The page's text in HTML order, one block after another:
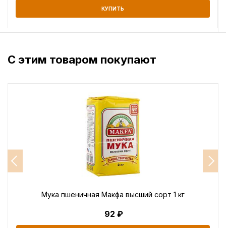
КУПИТЬ
С этим товаром покупают
Мука пшеничная Mакфа высший сорт 1 кг
92